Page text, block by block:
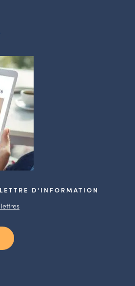
D'INFORMATION